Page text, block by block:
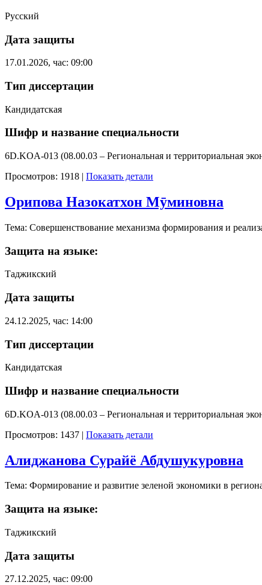
Русский
Дата защиты
17.01.2026, час: 09:00
Тип диссертации
Кандидатская
Шифр и название специальности
6D.KOA-013 (08.00.03 – Региональная и территориальная
Просмотров: 1918 | Показать детали
Орипова Назокатхон Мӯминовна
Тема: Совершенствование механизма формирования и
Защита на языке:
Таджикский
Дата защиты
24.12.2025, час: 14:00
Тип диссертации
Кандидатская
Шифр и название специальности
6D.KOA-013 (08.00.03 – Региональная и территориальная
Просмотров: 1437 | Показать детали
Алиджанова Сурайё Абдушукуровна
Тема: Формирование и развитие зеленой экономики в
Защита на языке:
Таджикский
Дата защиты
27.12.2025, час: 09:00